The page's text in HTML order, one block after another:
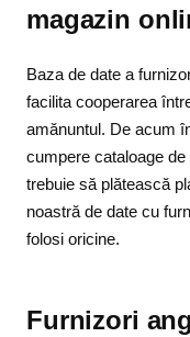
magazin
Baza de date a
facilita cooperarea
amănuntul. De acum
cumpere cataloage
trebuie să plătească
noastră de date cu
folosi oricine.
Furnizori